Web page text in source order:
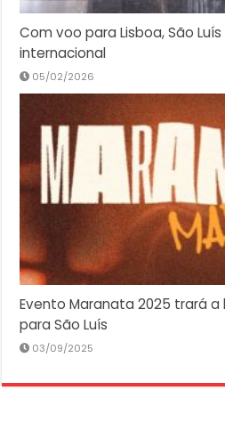
Com voo para Lisboa, São
internacional
05/02/2026
Evento Maranata 2025 trará
para São Luís
03/09/2025